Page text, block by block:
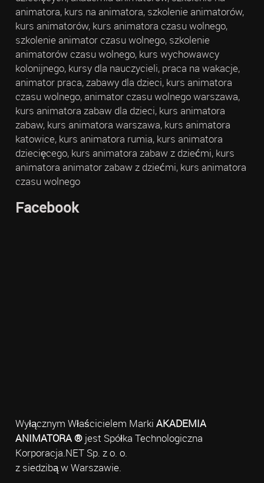
animatora, kurs na animatora, szkolenie animatorów,
kurs animatorów, kurs animatora czasu wolnego,
szkolenie animator czasu wolnego, szkolenie
animatorów czasu wolnego, kurs wychowawcy
kolonijnego, kursy dla nauczycieli, praca na wakacje,
animator praca, zabawy dla dzieci, kurs animatora
czasu wolnego, animator czasu wolnego warszawa,
kurs animatora zabaw dla dzieci, kurs animatora
zabaw, kurs animatora warszawa, kurs animatora
katowice, kurs animatora rumia, kurs animatora
dziecięcego, kurs animatora zabaw z dziećmi, kurs
animatora animator zabaw z dziećmi, kurs animatora
czasu wolnego
Facebook
Wyłącznym Właścicielem Marki AKADEMIA
ANIMATORA ®jest Spółka Technologiczna
Korporacja.NET Sp. z o. o.
z siedzibą w Warszawie.